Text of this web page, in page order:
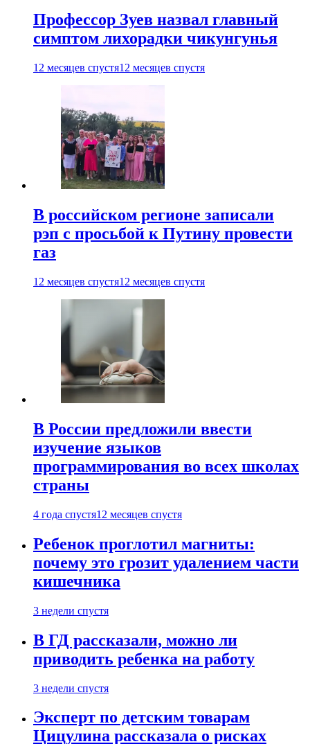
Профессор Зуев назвал главный
симптом лихорадки чикунгунья
12 месяцев спустя12 месяцев спустя
В российском регионе записали
рэп с просьбой к Путину провести
газ
12 месяцев спустя12 месяцев спустя
В России предложили ввести
изучение языков
программирования во всех школах
страны
4 года спустя12 месяцев спустя
Ребенок проглотил магниты:
почему это грозит удалением части
кишечника
3 недели спустя
В ГД рассказали, можно ли
приводить ребенка на работу
3 недели спустя
Эксперт по детским товарам
Цицулина рассказала о рисках